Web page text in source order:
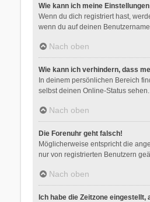
Wie kann ich meine
Wenn du dich registriert hast,
wenn du auf deinen
Nach oben
Wie kann ich verhindern, dass
In deinem persönlichen Bereich
selbst deinen Online-Status
Nach oben
Die Forenuhr geht falsch!
Möglicherweise entspricht die
nur von registrierten Benutzern
Nach oben
Ich habe die Zeitzone